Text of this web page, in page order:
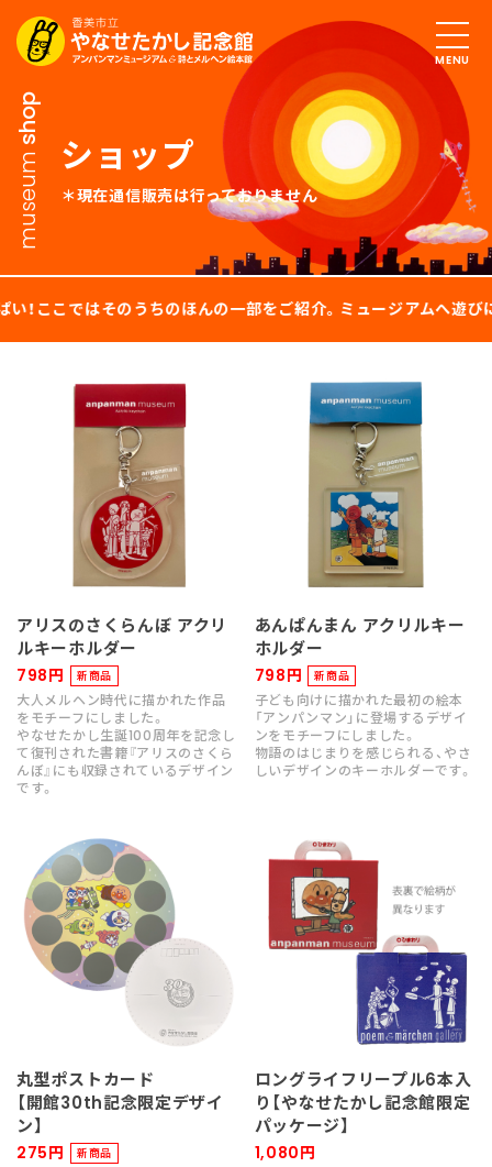
MENU
museum
shop
ショップ
現在通信販売は行っておりません
うちのほんの一部をご紹介。ミュージアムへ遊びにきたら、ぜひ
アリスのさくらんぼ アクリ
ルキーホルダー
798円 新商品
大人メルヘン時代に描かれた作品
をモチーフにしました。
やなせたかし生誕100周年を記念し
て復刊された書籍『アリスのさくら
んぼ』にも収録されているデザイン
です。
あんぱんまん アクリルキー
ホルダー
798円 新商品
子ども向けに描かれた最初の絵本
「アンパンマン」に登場するデザイ
ンをモチーフにしました。
物語のはじまりを感じられる、やさ
しいデザインのキーホルダーです。
丸型ポストカード
【開館30th記念限定デザイ
ン】
275円 新商品
ロングライフリープル6本入
り【やなせたかし記念館限定
パッケージ】
1,080円